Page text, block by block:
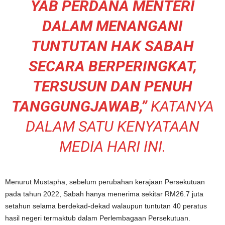
YAB PERDANA MENTERI
DALAM MENANGANI
TUNTUTAN HAK SABAH
SECARA BERPERINGKAT,
TERSUSUN DAN PENUH
TANGGUNGJAWAB,”KATANYA
DALAM SATU KENYATAAN
MEDIA HARI INI.
Menurut Mustapha, sebelum perubahan kerajaan Persekutuan
pada tahun 2022, Sabah hanya menerima sekitar RM26.7 juta
setahun selama berdekad-dekad walaupun tuntutan 40 peratus
hasil negeri termaktub dalam Perlembagaan Persekutuan.